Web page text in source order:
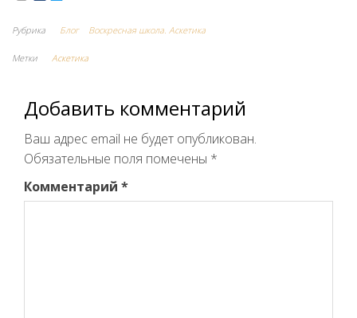
Рубрика Блог Воскресная школа. Аскетика
Метки Аскетика
Добавить комментарий
Ваш адрес email не будет опубликован.
Обязательные поля помечены *
Комментарий *